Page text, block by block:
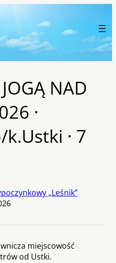
NAD
·
· 7
„Leśnik”
miejscowość
od Ustki.